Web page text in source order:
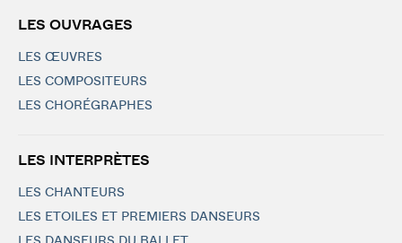
LES OUVRAGES
LES ŒUVRES
LES COMPOSITEURS
LES CHORÉGRAPHES
LES INTERPRÈTES
LES CHANTEURS
LES ETOILES ET PREMIERS DANSEURS